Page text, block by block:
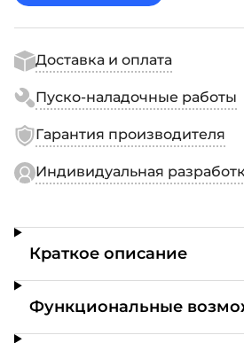
Доставка и оплата
Пуско-наладочные работы
Гарантия производителя
Индивидуальная
Краткое описание
Функциональные